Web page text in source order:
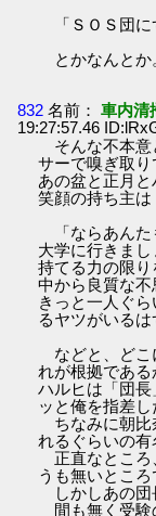
「ＳＯＳ団に
とかなんとか
832 名前： 車内清
19:27:57.46
そんな不本意
サーで嗅ぎ取り
あの盆と正月
笑顔の持ち主は
「ならあんた
大学に行きま
持てる力の限
中から良質な不
きっと一人ぐ
るヤツがいるは
などと、どこ
れが根拠である
ハルヒは「団
ッと俺を指差し
ちなみに朝比
れるぐらいの有
正直なところ
うも無いところ
しかしあの団
間も無く受験